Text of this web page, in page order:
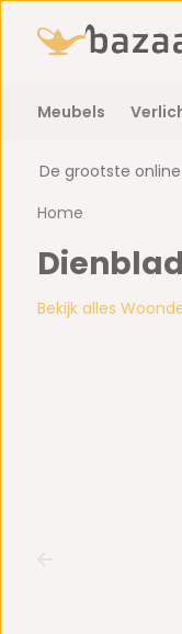
Meubels
De grootste
Home
Bekijk alles